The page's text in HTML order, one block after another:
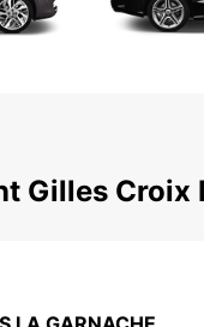
Gilles Croix